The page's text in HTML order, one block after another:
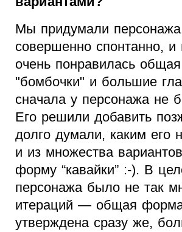
Мы придумали персонажа
совершенно спонтанно, и
очень понравилась
"бомбочки" и большие
сначала у персонажа не
Его решили добавить
долго думали, каким его
и из множества
форму “кавайки” :-). В
персонажа было не так
итераций — общая
утверждена сразу же,